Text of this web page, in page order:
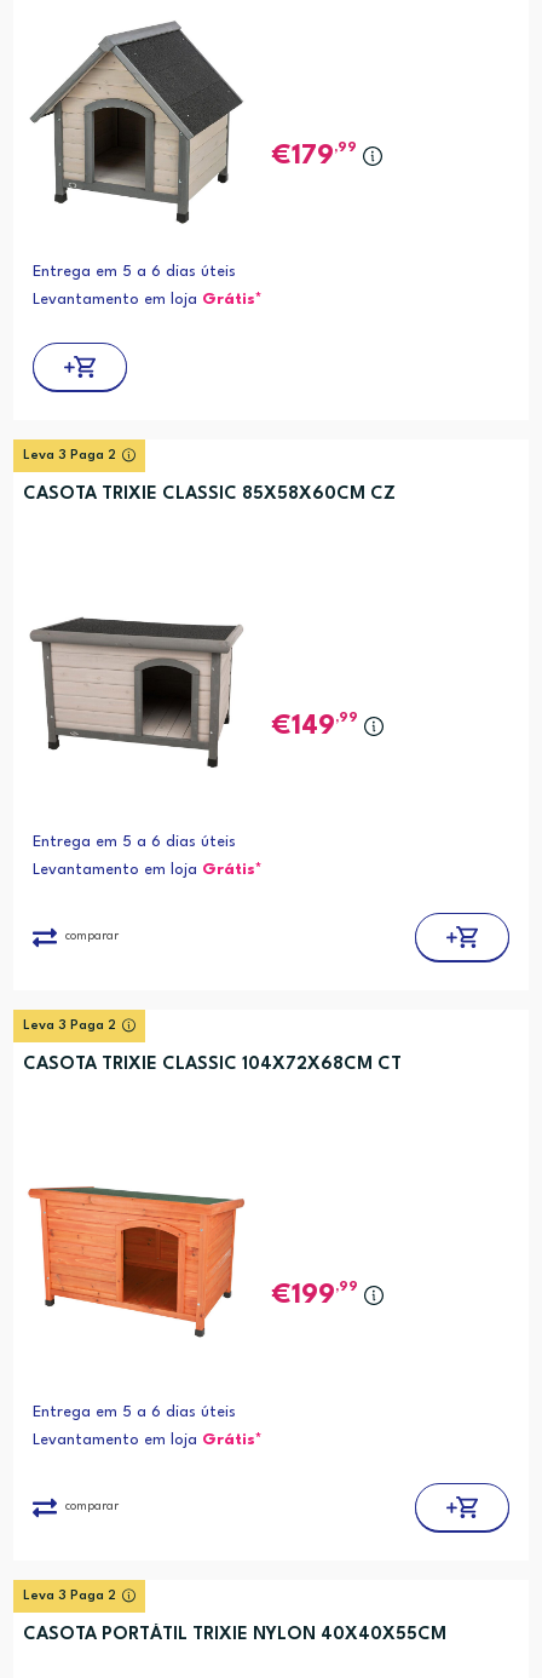
179,99
Entrega em 5 a 6 dias úteis
Levantamento em loja Grátis*
Leva 3 Paga 2
CASOTA TRIXIE CLASSIC 85X58X60CM CZ
149,99
Entrega em 5 a 6 dias úteis
Levantamento em loja Grátis*
comparar
Leva 3 Paga 2
CASOTA TRIXIE CLASSIC 104X72X68CM CT
199,99
Entrega em 5 a 6 dias úteis
Levantamento em loja Grátis*
comparar
Leva 3 Paga 2
CASOTA PORTÁTIL TRIXIE NYLON 40X40X55CM